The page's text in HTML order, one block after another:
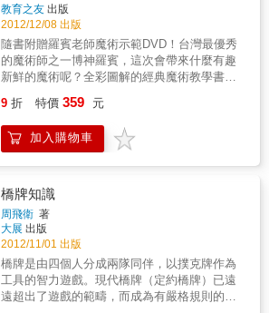
教育之友 出版
2012/12/08 出版
隨書附贈羅賓老師魔術示範DVD！台灣最優秀
的魔術師之一博神羅賓，這次會帶來什麼有趣
新鮮的魔術呢？全彩圖解的經典魔術教學書，
經典硬幣魔術 ★經典鈔票魔術 ★經典進階魔術
不可思議的魔繩吊瓶 用一條繩子就憑空讓小花
瓶懸吊在空中不墜落！無敵神奇的硬幣飛越 讓
袋沒錢囉！效果驚人的氣球爆牌 把觀眾所選的
指定牌洗亂，竟然能在氣球爆破後出現！？羅
賓老師集結二十幾年的魔術經歷，精選出最經
典的二十七個魔術，只要學會這幾招，保證你
可以輕鬆在江湖走跳~還有更多精彩的魔術密技
等你來發掘，跟著羅賓老師一起進入神奇的魔
術世界吧！本書特色★ 魔術界教父級的博神羅
賓睽違七年的最新力作，絕對不容錯過！★ 27
9 折 特價 359 元
加入購物車
橋牌知識
周飛衛 著
大展 出版
2012/11/01 出版
橋牌是由四個人分成兩隊同伴，以撲克牌作為
工具的智力遊戲。現代橋牌（定約橋牌）已遠
遠超出了遊戲的範疇，而成為有嚴格規則的世